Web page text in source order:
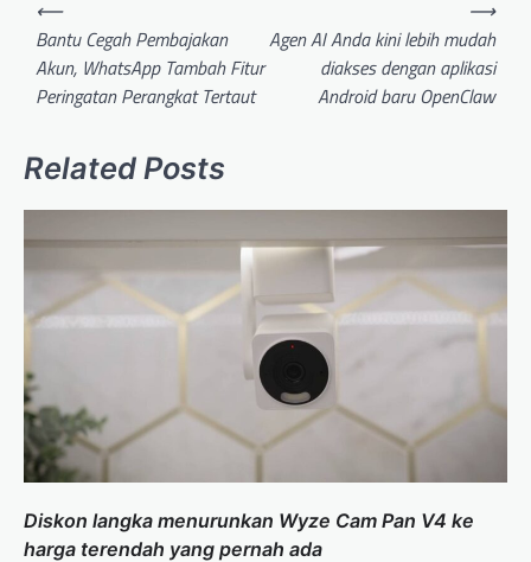
navigation
⟵
Bantu Cegah Pembajakan
Akun, WhatsApp Tambah Fitur
Peringatan Perangkat Tertaut
Agen AI Anda kini lebih mudah
diakses dengan aplikasi
Android baru OpenClaw
⟶
Related Posts
Diskon langka menurunkan Wyze Cam Pan V4 ke
harga terendah yang pernah ada